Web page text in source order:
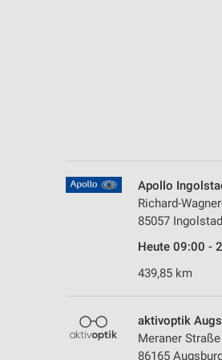
Apollo
Richard-
85057
Heute 09:00 -
439,85 km
aktivoptik
Meraner
86165
Verwendung genauer Standortdaten
Geräte anhand von aktiv
Funktional